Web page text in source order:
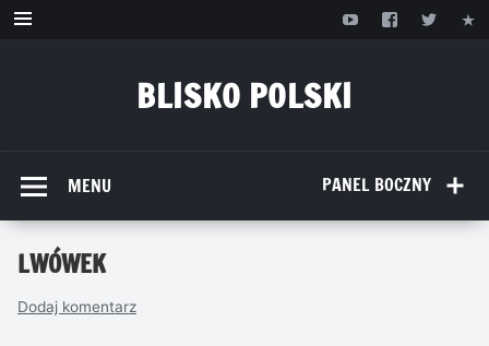
Przejdź
BLISKO POLSKI
PANEL BOCZNY
MENU
LWÓWEK
Dodaj komentarz